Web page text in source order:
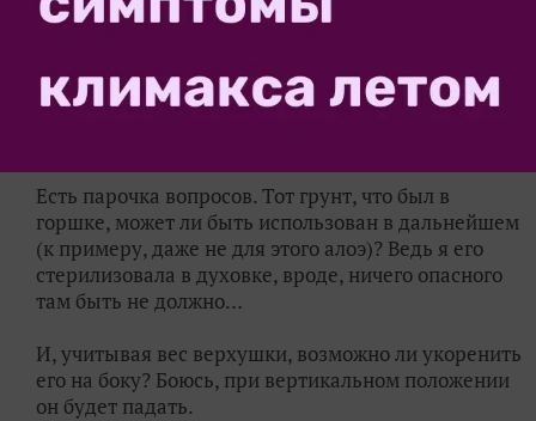
Получается, если срезать, то вместе с листом (((((
эти коричневые пятнышки появились на нижнем
Есть парочка вопросов. Тот грунт, что был в
горшке, может ли быть использован в дальнейшем
(к примеру, даже не для этого алоэ)? Ведь я его
стерилизовала в духовке, вроде, ничего опасного
там быть не должно…
И, учитывая вес верхушки, возможно ли укоренить
его на боку? Боюсь, при вертикальном положении
он будет падать.